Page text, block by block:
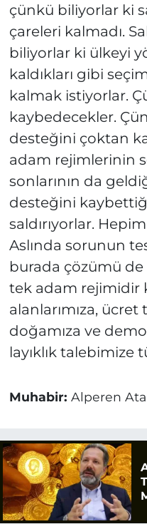
çünkü biliyorlar ki
çareleri kalmadı.
biliyorlar ki ülkeyi
kaldıkları gibi
kalmak istiyorlar.
kaybedecekler.
desteğini çoktan
adam rejimlerinin
sonlarının da
desteğini
saldırıyorlar.
Aslında sorunun
burada çözümü
tek adam rejimidir
alanlarımıza,
doğamıza ve
layıklık talebimize
Muhabir: Alperen